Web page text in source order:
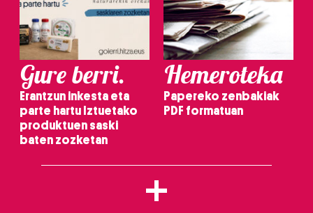
Gure berri.
Erantzun inkesta eta
parte hartu Iztuetako
produktuen saski
baten zozketan
Hemeroteka
Papereko zenbakiak
PDF formatuan
+